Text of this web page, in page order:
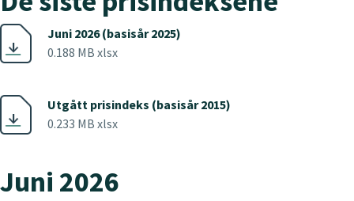
Juni 2026 (basisår 2025)
0.188 MB xlsx
Utgått prisindeks (basisår 2015)
0.233 MB xlsx
Juni 2026